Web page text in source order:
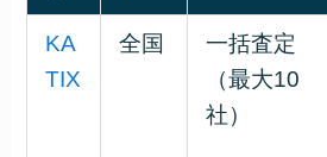
KA
TIX
全国
一括査定
（最大10
社）